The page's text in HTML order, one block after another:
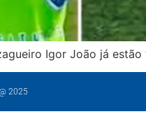
Igor João já
2025